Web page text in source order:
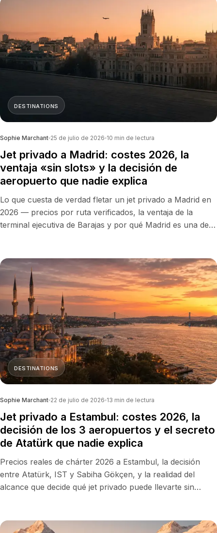
DESTINATIONS
Sophie Marchant 25 de julio de 2026 10 min de lectura
Jet privado a Madrid: costes 2026, la
ventaja «sin slots» y la decisión de
aeropuerto que nadie explica
Lo que cuesta de verdad fletar un jet privado a Madrid en
2026 — precios por ruta verificados, la ventaja de la
terminal ejecutiva de Barajas y por qué Madrid es una de
DESTINATIONS
Sophie Marchant 22 de julio de 2026 13 min de lectura
Jet privado a Estambul: costes 2026, la
decisión de los 3 aeropuertos y el secreto
de Atatürk que nadie explica
Precios reales de chárter 2026 a Estambul, la decisión
entre Atatürk, IST y Sabiha Gökçen, y la realidad del
alcance que decide qué jet privado puede llevarte sin